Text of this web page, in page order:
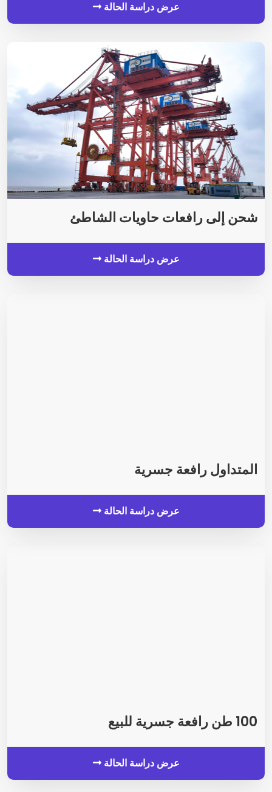
عرض دراسة الحالة
شحن إلى رافعات حاويات الشاطئ
عرض دراسة الحالة
المتداول رافعة جسرية
عرض دراسة الحالة
100 طن رافعة جسرية للبيع
عرض دراسة الحالة